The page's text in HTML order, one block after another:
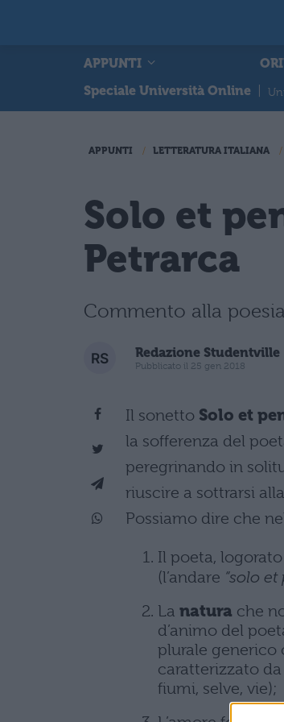
APPUNTI
Speciale Università Online
APPUNTI LETTERATURA ITALIANA
Solo et
Petrarca
Commento alla
Redazione Studentville
Pubblicato il 25 gen 2018
Il sonetto Solo et
la sofferenza del
peregrinando in
riuscire a sottrarsi
Possiamo dire che
Il poeta,
(l’andare “solo
La natura che
d’animo del
plurale generico
caratterizzato
fiumi, selve, vie);